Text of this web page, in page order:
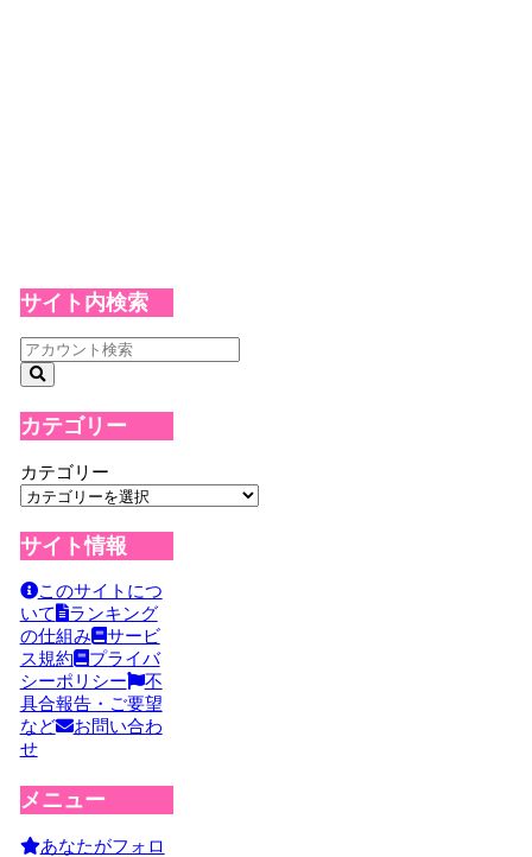
サイト内検索
カテゴリー
カテゴリー
サイト情報
このサイトにつ
いて
ランキング
の仕組み
サービ
ス規約
プライバ
シーポリシー
不
具合報告・ご要望
など
お問い合わ
せ
メニュー
あなたがフォロ